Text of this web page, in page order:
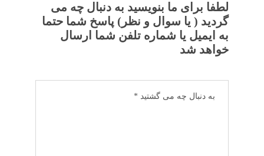
لطفا برای ما بنویسید به دنبال چه می
گردید ( یا سوال و نظر) پاسخ شما حتما
به ایمیل یا شماره تلفن شما ارسال
خواهد شد